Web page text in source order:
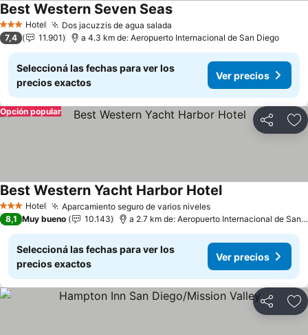
3 Estrellas
Hotel Dos jacuzzis de agua salada
Best Western Seven SeasVer precios
7,4 11.901 a 4.3 km de: Aeropuerto Internacional de San Diego
Seleccioná las fechas para ver los
precios exactos
Ver precios
Compartir
Opción popular
3 Estrellas
Hotel Aparcamiento seguro de varios nivelesVer precios
Best Western Yacht Harbor HotelVer precios
8,1 Muy bueno 10.143 a 2.7 km de: Aeropuerto Internacional de San
Seleccioná las fechas para ver los
precios exactos
Ver precios
Compartir